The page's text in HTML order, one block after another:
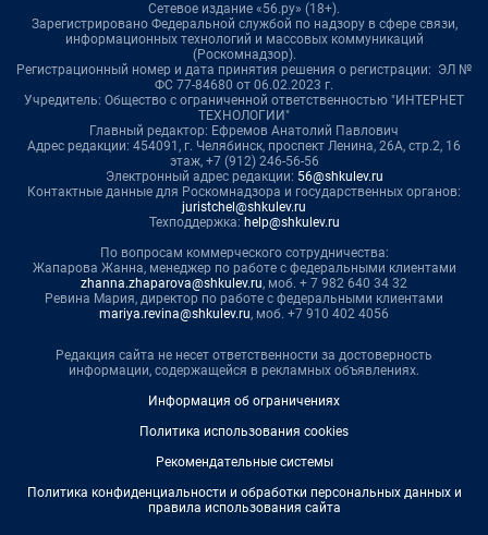
Сетевое издание «56.ру» (18+).
Зарегистрировано Федеральной службой по надзору в сфере связи,
информационных технологий и массовых коммуникаций
(Роскомнадзор).
Регистрационный номер и дата принятия решения о регистрации: ЭЛ №
ФС 77-84680 от 06.02.2023 г.
Учредитель: Общество с ограниченной ответственностью "ИНТЕРНЕТ
ТЕХНОЛОГИИ"
Главный редактор: Ефремов Анатолий Павлович
Адрес редакции: 454091, г. Челябинск, проспект Ленина, 26А, стр.2, 16
этаж, +7 (912) 246-56-56
Электронный адрес редакции: 56@shkulev.ru
Контактные данные для Роскомнадзора и государственных органов:
juristchel@shkulev.ru
Техподдержка: help@shkulev.ru
По вопросам коммерческого сотрудничества:
Жапарова Жанна, менеджер по работе с федеральными клиентами
zhanna.zhaparova@shkulev.ru, моб. + 7 982 640 34 32
Ревина Мария, директор по работе с федеральными клиентами
mariya.revina@shkulev.ru, моб. +7 910 402 4056
Редакция сайта не несет ответственности за достоверность
информации, содержащейся в рекламных объявлениях.
Информация об ограничениях
Политика использования cookies
Рекомендательные системы
Политика конфиденциальности и обработки персональных данных и
правила использования сайта